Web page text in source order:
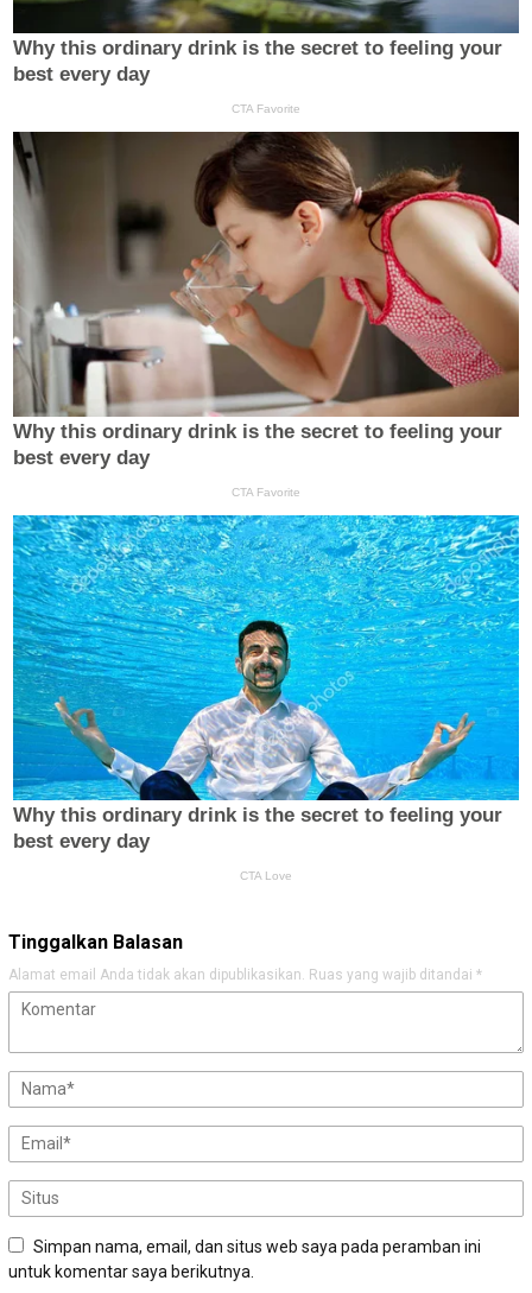
Tinggalkan Balasan
Alamat email Anda tidak akan dipublikasikan. Ruas yang wajib ditandai *
Simpan nama, email, dan situs web saya pada peramban ini
untuk komentar saya berikutnya.